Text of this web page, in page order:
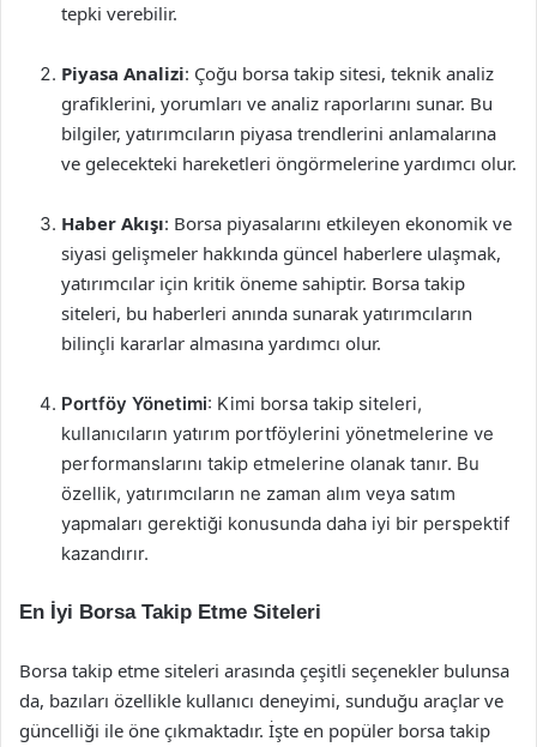
tepki verebilir.
Piyasa Analizi: Çoğu borsa takip sitesi, teknik analiz
grafiklerini, yorumları ve analiz raporlarını sunar. Bu
bilgiler, yatırımcıların piyasa trendlerini anlamalarına
ve gelecekteki hareketleri öngörmelerine yardımcı olur.
Haber Akışı: Borsa piyasalarını etkileyen ekonomik ve
siyasi gelişmeler hakkında güncel haberlere ulaşmak,
yatırımcılar için kritik öneme sahiptir. Borsa takip
siteleri, bu haberleri anında sunarak yatırımcıların
bilinçli kararlar almasına yardımcı olur.
Portföy Yönetimi: Kimi borsa takip siteleri,
kullanıcıların yatırım portföylerini yönetmelerine ve
performanslarını takip etmelerine olanak tanır. Bu
özellik, yatırımcıların ne zaman alım veya satım
yapmaları gerektiği konusunda daha iyi bir perspektif
kazandırır.
En İyi Borsa Takip Etme Siteleri
Borsa takip etme siteleri arasında çeşitli seçenekler bulunsa
da, bazıları özellikle kullanıcı deneyimi, sunduğu araçlar ve
güncelliği ile öne çıkmaktadır. İşte en popüler borsa takip